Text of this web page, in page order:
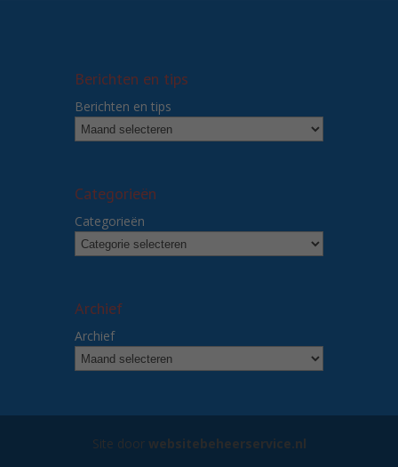
Berichten en tips
Berichten en tips
Categorieën
Categorieën
Archief
Archief
Site door websitebeheerservice.nl